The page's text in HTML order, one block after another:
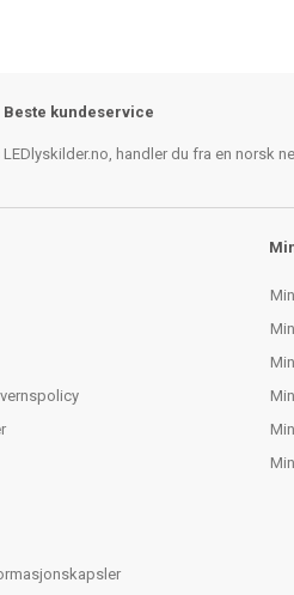
kundeservice
LEDlyskilder.no, handler du fra en